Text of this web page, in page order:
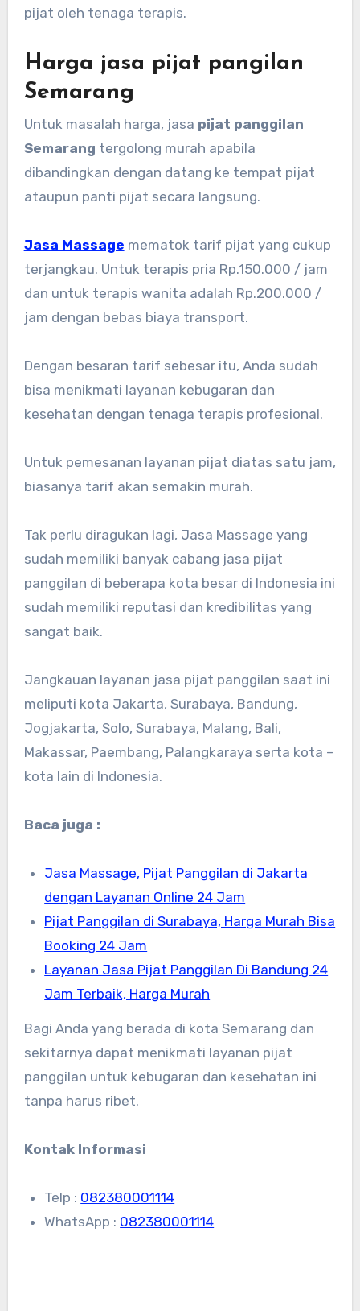
pijat oleh tenaga terapis.
Harga jasa pijat pangilan
Semarang
Untuk masalah harga, jasa pijat panggilan
Semarang tergolong murah apabila
dibandingkan dengan datang ke tempat pijat
ataupun panti pijat secara langsung.
Jasa Massage mematok tarif pijat yang cukup
terjangkau. Untuk terapis pria Rp.150.000 / jam
dan untuk terapis wanita adalah Rp.200.000 /
jam dengan bebas biaya transport.
Dengan besaran tarif sebesar itu, Anda sudah
bisa menikmati layanan kebugaran dan
kesehatan dengan tenaga terapis profesional.
Untuk pemesanan layanan pijat diatas satu jam,
biasanya tarif akan semakin murah.
Tak perlu diragukan lagi, Jasa Massage yang
sudah memiliki banyak cabang jasa pijat
panggilan di beberapa kota besar di Indonesia ini
sudah memiliki reputasi dan kredibilitas yang
sangat baik.
Jangkauan layanan jasa pijat panggilan saat ini
meliputi kota Jakarta, Surabaya, Bandung,
Jogjakarta, Solo, Surabaya, Malang, Bali,
Makassar, Paembang, Palangkaraya serta kota –
kota lain di Indonesia.
Baca juga :
Jasa Massage, Pijat Panggilan di Jakarta
dengan Layanan Online 24 Jam
Pijat Panggilan di Surabaya, Harga Murah Bisa
Booking 24 Jam
Layanan Jasa Pijat Panggilan Di Bandung 24
Jam Terbaik, Harga Murah
Bagi Anda yang berada di kota Semarang dan
sekitarnya dapat menikmati layanan pijat
panggilan untuk kebugaran dan kesehatan ini
tanpa harus ribet.
Kontak Informasi
Telp : 082380001114
WhatsApp : 082380001114